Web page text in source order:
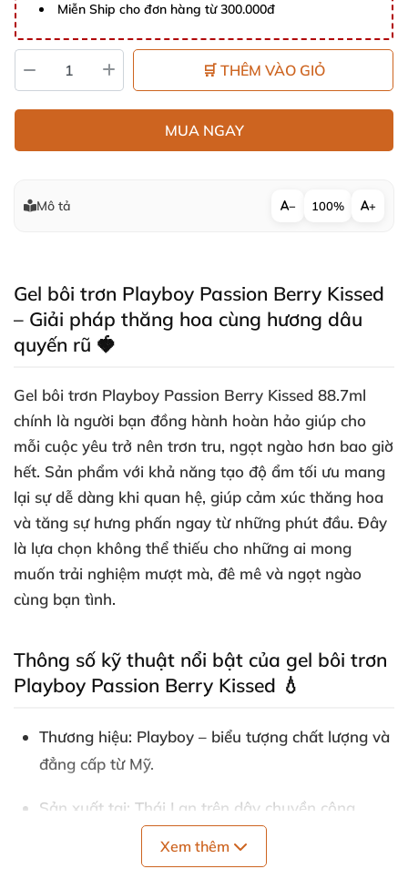
Miễn Ship cho đơn hàng từ 300.000đ
🛒 THÊM VÀO GIỎ
MUA NGAY
Mô tả − 100% +
Gel bôi trơn Playboy Passion Berry Kissed
– Giải pháp thăng hoa cùng hương dâu
quyến rũ 🍓
Gel bôi trơn Playboy Passion Berry Kissed 88.7ml
chính là người bạn đồng hành hoàn hảo giúp cho
mỗi cuộc yêu trở nên trơn tru, ngọt ngào hơn bao giờ
hết. Sản phẩm với khả năng tạo độ ẩm tối ưu mang
lại sự dễ dàng khi quan hệ, giúp cảm xúc thăng hoa
và tăng sự hưng phấn ngay từ những phút đầu. Đây
là lựa chọn không thể thiếu cho những ai mong
muốn trải nghiệm mượt mà, đê mê và ngọt ngào
cùng bạn tình.
Thông số kỹ thuật nổi bật của gel bôi trơn
Playboy Passion Berry Kissed 💧
Thương hiệu: Playboy – biểu tượng chất lượng và
đẳng cấp từ Mỹ.
Sản xuất tại: Thái Lan trên dây chuyền công
Xem thêm